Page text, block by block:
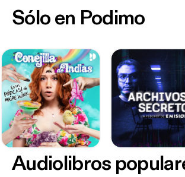
Sólo en Podimo
Audiolibros